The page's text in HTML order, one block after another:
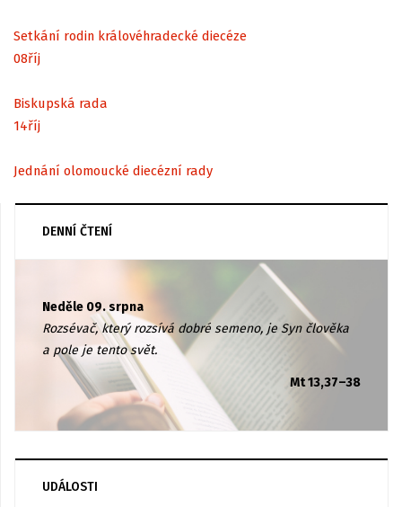
Setkání rodin královéhradecké diecéze
08říj
Biskupská rada
14říj
Jednání olomoucké diecézní rady
DENNÍ ČTENÍ
Neděle 09. srpna
Rozsévač, který rozsívá dobré semeno, je Syn člověka
a pole je tento svět.
Mt 13,37–38
UDÁLOSTI